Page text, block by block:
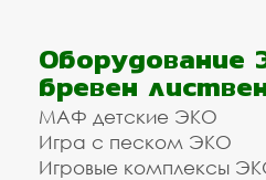
Оборудование
бревен
МАФ детские ЭКО
Игра с песком ЭКО
Игровые комплексы